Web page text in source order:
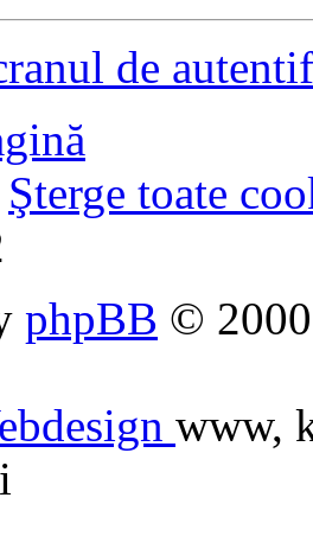
de
Şterge toate
phpBB ©
www,